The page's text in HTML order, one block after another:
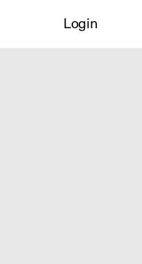
Login